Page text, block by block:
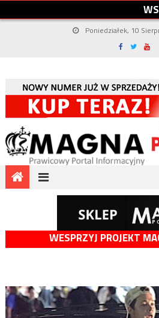
WS
Poniedziałek, 10
WESPRZYJ PROJEKT